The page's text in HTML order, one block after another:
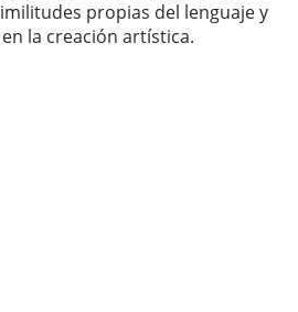
propias del lenguaje y
la creación artística.